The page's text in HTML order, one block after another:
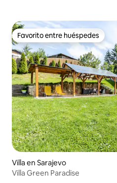
Favorito entre huéspedes
Favorito entre huéspedes
Villa en Sarajevo
Villa Green Paradise